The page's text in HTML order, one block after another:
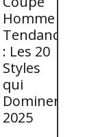
Homme
Tendance
: Les 20
Styles
qui
Domineront
2025